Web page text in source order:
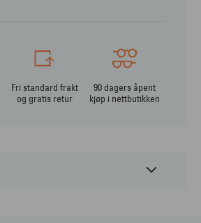
Fri standard frakt
og gratis retur
90 dagers åpent
kjøp i nettbutikken